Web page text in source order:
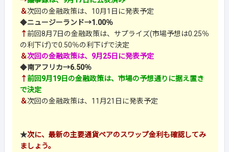
＆次回の金融政策は、10月1日に発表予定
◆ニュージーランド→1.00％
↑前回8月7日の金融政策は、サプライズ(市場予想は0.25％
の利下げ)で0.50％の利下げで決定
＆次回の金融政策は、9月25日に発表予定
◆南アフリカ→6.50％
↑前回9月19日の金融政策は、市場の予想通りに据え置き
で決定
＆次回の金融政策は、11月21日に発表予定
★次に、最新の主要通貨ペアのスワップ金利も確認してみ
ましょう。